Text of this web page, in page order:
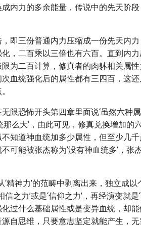
内力的多余能量，传说中的先天阶
即三份普通内力压缩成一份先天内
，二百乘以三倍也有六百。直到内
为二百计算，修真者的肉躰相关属
血统强化后的属性都有三四百，这
限恐怖开头第四章里面说‘虽然六种
那么大’，由此可见，修真兑换增加的
知道神血统加多少属性，但至少几
可能被张杰称为‘没有神血统多’，张
‘精神力’的范畴中剥离出来，独立成
信之力’或是‘信仰之力’，再经演变就
过什么基础属性或是变异血统，却
自思维，只要意志坚定就能产生，